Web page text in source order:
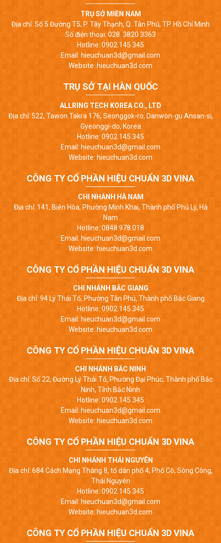
TRỤ SỞ MIỀN NAM
Địa chỉ: Số 5 Đường T5, P. Tây Thạnh, Q. Tân Phú, TP. Hồ Chí Minh
Số điện thoại: 028. 3820 3363
Hotline: 0902.145.345
Email: hieuchuan3d@gmail.com
Website: hieuchuan3d.com
TRỤ SỞ TẠI HÀN QUỐC
ALLRING TECH KOREA CO., LTD
Địa chỉ: 522, Tawon Takra 176, Seonggok-ro, Danwon-gu Ansan-si,
Gyeonggi-do, Korea
Hotline: 0902.145.345
Email: hieuchuan3d@gmail.com
Website: hieuchuan3d.com
CÔNG TY CỔ PHẦN HIỆU CHUẨN 3D VINA
CHI NHÁNH HÀ NAM
Địa chỉ: 141, Biên Hòa, Phường Minh Khai, Thành phố Phủ Lý, Hà
Nam
Hotline: 0848.978.018
Email: hieuchuan3d@gmail.com
Website: hieuchuan3d.com
CÔNG TY CỔ PHẦN HIỆU CHUẨN 3D VINA
CHI NHÁNH BẮC GIANG
Địa chỉ: 94 Lý Thái Tổ, Phường Tân Phú, Thành phố Bắc Giang
Hotline: 0902.145.345
Email: hieuchuan3d@gmail.com
Website: hieuchuan3d.com
CÔNG TY CỔ PHẦN HIỆU CHUẨN 3D VINA
CHI NHÁNH BẮC NINH
Địa chỉ: Số 22, Đường Lý Thái Tổ, Phường Đại Phúc, Thành phố Bắc
Ninh, Tỉnh Bắc Ninh
Hotline: 0902.145.345
Email: hieuchuan3d@gmail.com
Website: hieuchuan3d.com
CÔNG TY CỔ PHẦN HIỆU CHUẨN 3D VINA
CHI NHÁNH THÁI NGUYÊN
Địa chỉ: 684 Cách Mạng Tháng 8, tổ dân phố 4, Phố Cò, Sông Công,
Thái Nguyên
Hotline: 0902.145.345
Email: hieuchuan3d@gmail.com
Website: hieuchuan3d.com
CÔNG TY CỔ PHẦN HIỆU CHUẨN 3D VINA